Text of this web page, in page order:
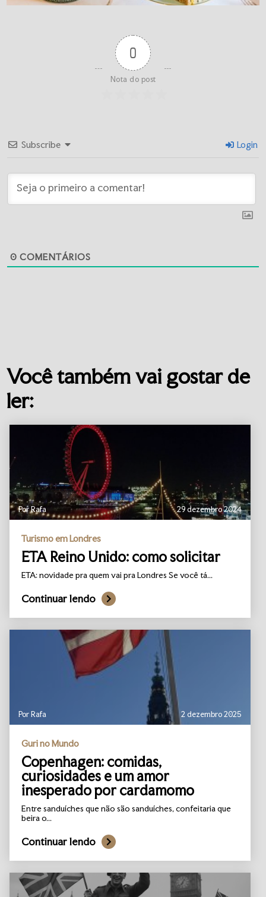
0
Nota do post
Subscribe Login
0 COMENTÁRIOS
Você também vai gostar de
ler:
Por Rafa 29 dezembro 2024
Turismo em Londres
ETA Reino Unido: como solicitar
ETA: novidade pra quem vai pra Londres Se você tá...
Continuar lendo
Por Rafa 2 dezembro 2025
Guri no Mundo
Copenhagen: comidas,
curiosidades e um amor
inesperado por cardamomo
Entre sanduíches que não são sanduíches, confeitaria que
beira o...
Continuar lendo